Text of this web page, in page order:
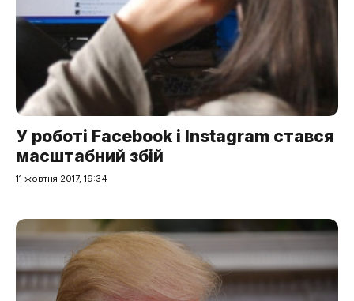
У роботі Facebook і Instagram стався
масштабний збій
11 жовтня 2017, 19:34